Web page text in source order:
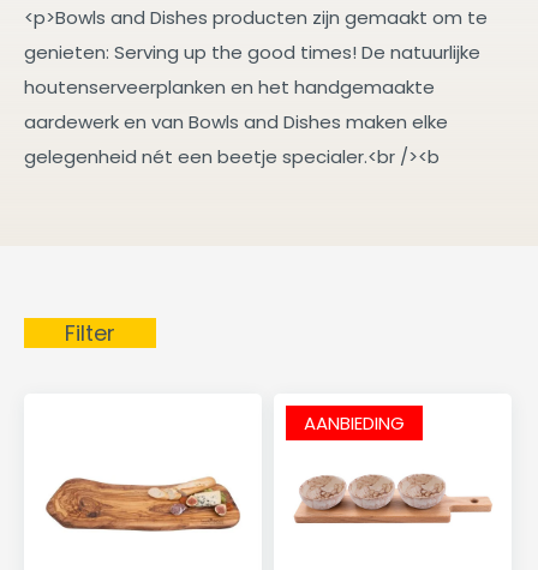
<p>Bowls and Dishes producten zijn gemaakt om te
genieten: Serving up the good times! De natuurlijke
houtenserveerplanken en het handgemaakte
aardewerk en van Bowls and Dishes maken elke
gelegenheid nét een beetje specialer.<br /><b
Filter
AANBIEDING